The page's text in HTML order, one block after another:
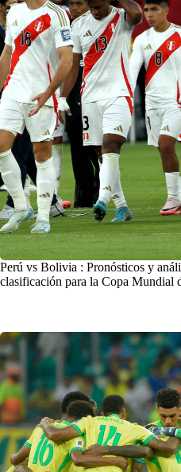
Perú vs Bolivia : Pronósticos y
clasificación para la Copa Mundial